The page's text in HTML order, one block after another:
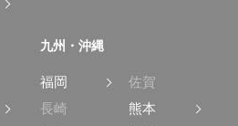
九州・沖縄
福岡
佐賀
長崎
熊本